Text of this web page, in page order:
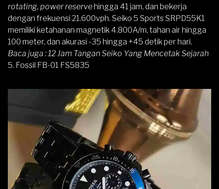
rotating, power reservehingga 41 jam, dan bekerja
dengan frekuensi 21.600vph. Seiko 5 Sports SRPD55K1
memiliki ketahanan magnetik 4.800A/m, tahan air hingga
100 meter, dan akurasi -35 hingga +45 detik per hari.
Baca juga :12 Jam Tangan Seiko Yang Mencetak Sejarah
5. Fossil FB-01 FS5835